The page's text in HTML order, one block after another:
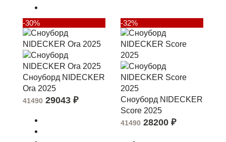
-30%
Сноуборд NIDECKER
Ora 2025
41490 29043 ₽
-32%
Сноуборд NIDECKER
Score 2025
41490 28200 ₽